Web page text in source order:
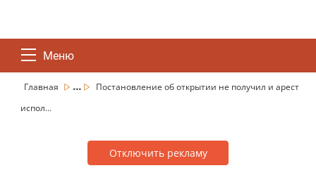
Меню
Главная ...
Постановление об открытии не получил и арест
испол...
Отключить рекламу